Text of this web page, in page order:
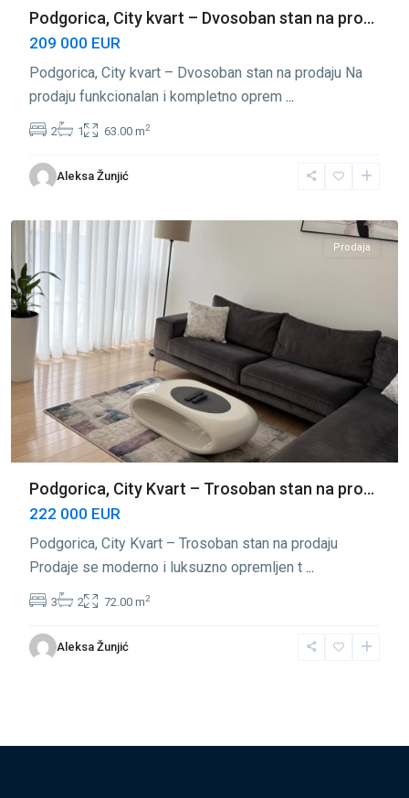
Podgorica, City kvart – Dvosoban stan na pro...
209 000 EUR
Podgorica, City kvart – Dvosoban stan na prodaju Na
prodaju funkcionalan i kompletno oprem ...
2 1 63.00 m2
Aleksa Žunjić
City
Kvart,
Prodaja
Podgorica, City Kvart – Trosoban stan na pro...
222 000 EUR
Podgorica, City Kvart – Trosoban stan na prodaju
Prodaje se moderno i luksuzno opremljen t ...
3 2 72.00 m2
Aleksa Žunjić